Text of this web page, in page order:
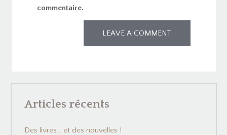
commentaire.
Articles récents
Des livres… et des nouvelles !